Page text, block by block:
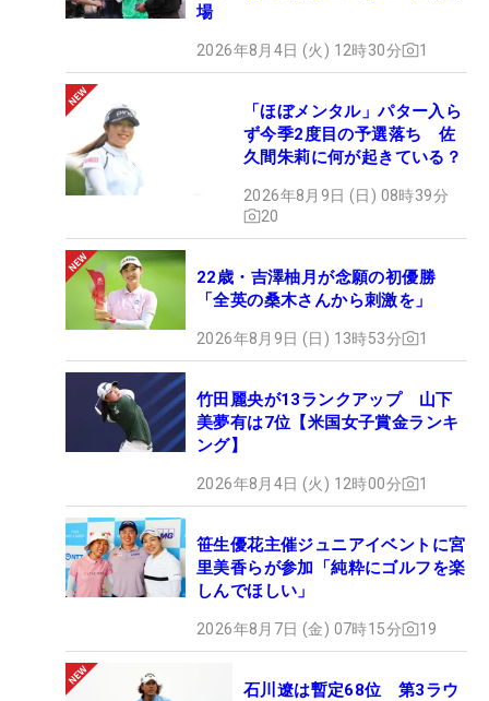
場
2026年8月4日 (火) 12時30分 1
「ほぼメンタル」パター入ら
ず今季2度目の予選落ち 佐
久間朱莉に何が起きている？
2026年8月9日 (日) 08時39分
20
22歳・吉澤柚月が念願の初優勝
「全英の桑木さんから刺激を」
2026年8月9日 (日) 13時53分 1
竹田麗央が13ランクアップ 山下
美夢有は7位【米国女子賞金ランキ
ング】
2026年8月4日 (火) 12時00分 1
笹生優花主催ジュニアイベントに宮
里美香らが参加「純粋にゴルフを楽
しんでほしい」
2026年8月7日 (金) 07時15分 19
石川遼は暫定68位 第3ラウ